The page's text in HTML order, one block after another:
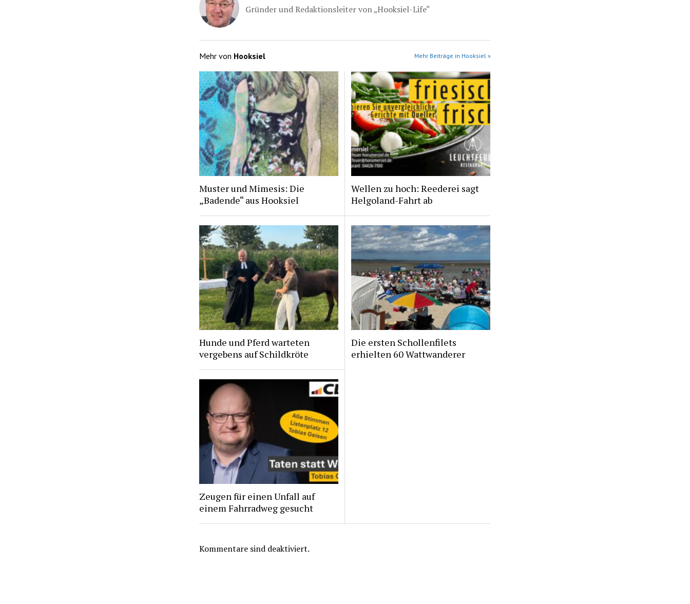
Gründer und Redaktionsleiter von „Hooksiel-Life“
Mehr von Hooksiel Mehr Beiträge in Hooksiel »
Muster und Mimesis: Die
„Badende“ aus Hooksiel
Wellen zu hoch: Reederei sagt
Helgoland-Fahrt ab
Hunde und Pferd warteten
vergebens auf Schildkröte
Die ersten Schollenfilets
erhielten 60 Wattwanderer
Zeugen für einen Unfall auf
einem Fahrradweg gesucht
Kommentare sind deaktiviert.